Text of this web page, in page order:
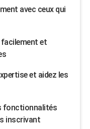
avec ceux qui
et
et aidez les
fonctionnalités
inscrivant